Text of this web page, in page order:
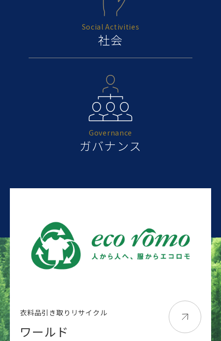
Social Activities
社会
Governance
ガバナンス
衣料品引き取りリサイクル
ワールド